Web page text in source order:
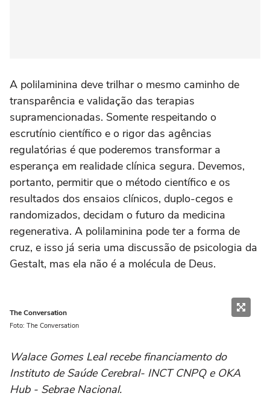
A polilaminina deve trilhar o mesmo caminho de
transparência e validação das terapias
supramencionadas. Somente respeitando o
escrutínio científico e o rigor das agências
regulatórias é que poderemos transformar a
esperança em realidade clínica segura. Devemos,
portanto, permitir que o método científico e os
resultados dos ensaios clínicos, duplo-cegos e
randomizados, decidam o futuro da medicina
regenerativa. A polilaminina pode ter a forma de
cruz, e isso já seria uma discussão de psicologia da
Gestalt, mas ela não é a molécula de Deus.
The Conversation
Foto: The Conversation
Walace Gomes Leal recebe financiamento do
Instituto de Saúde Cerebral- INCT CNPQ e OKA
Hub - Sebrae Nacional.